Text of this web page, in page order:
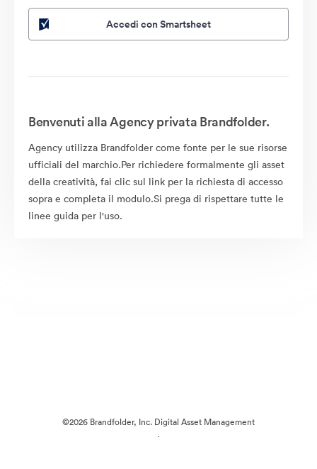
Accedi con Smartsheet
Benvenuti alla Agency privata Brandfolder.
Agency utilizza Brandfolder come fonte per le sue risorse
ufficiali del marchio.Per richiedere formalmente gli asset
della creatività, fai clic sul link per la richiesta di accesso
sopra e completa il modulo.Si prega di rispettare tutte le
linee guida per l'uso.
©2026 Brandfolder, Inc. Digital Asset Management
·